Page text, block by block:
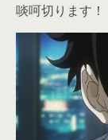
啖呵切ります！